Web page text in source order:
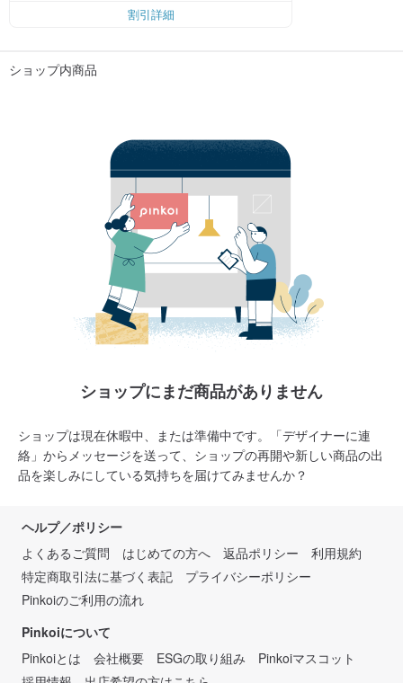
割引詳細
ショップ内商品
ショップにまだ商品がありません
ショップは現在休暇中、または準備中です。「デザイナーに連
絡」からメッセージを送って、ショップの再開や新しい商品の出
品を楽しみにしている気持ちを届けてみませんか？
ヘルプ／ポリシー
よくあるご質問
はじめての方へ 返品ポリシー
利用規約
特定商取引法に基づく表記
プライバシーポリシー
Pinkoiのご利用の流れ
Pinkoiについて
Pinkoiとは
会社概要 ESGの取り組み
Pinkoiマスコット